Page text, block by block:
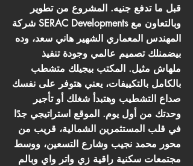
قبل ما تدفع جنيه. المشروع من تطوير
شركة SERAC Developments وبالتعاون مع
المهندس المعماري الشهير هاني سعد، وده
بيضمنلك تصميم عالمي وجودة تنفيذ
ملهاش مثيل. المكتب بيجيلك متشطب
بالكامل بالتكييفات، يعني هتوفر على نفسك
صداع التشطيب وهتبدأ شغلك أو تأجير
وحدتك من أول يوم. الموقع استراتيجي جدًا
في قلب المستثمرين الشمالية، قريب من
محور محمد نجيب وشارع التسعين، ووسط
مجتمعات سكنية راقية زي واتر واي وبالم